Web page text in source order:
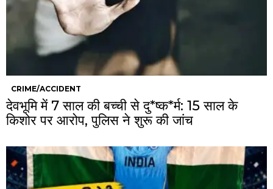
CRIME/ACCIDENT
देवभूमि में 7 साल की बच्ची से दु*ष्क*र्म: 15 साल के
किशोर पर आरोप, पुलिस ने शुरू की जांच